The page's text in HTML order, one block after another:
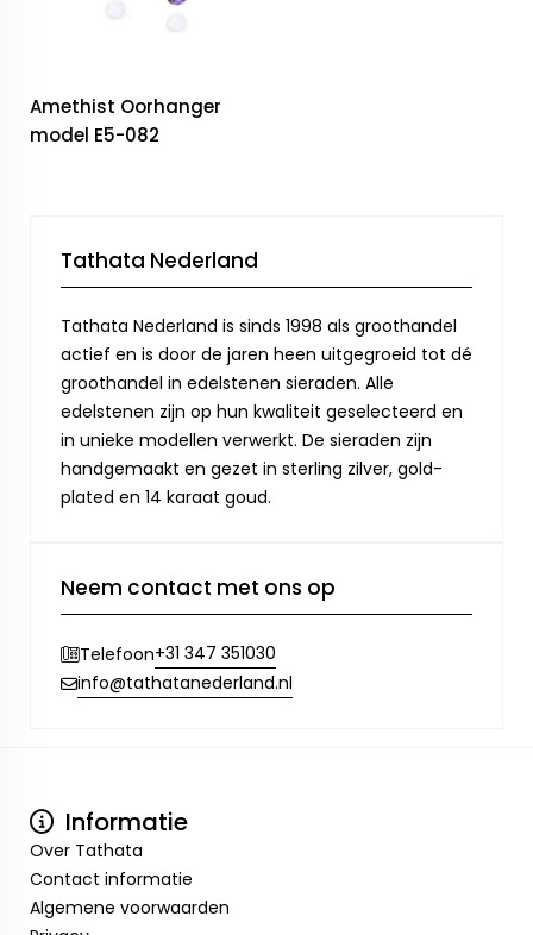
Amethist Oorhanger
model E5-082
Tathata Nederland
Tathata Nederland is sinds 1998 als groothandel
actief en is door de jaren heen uitgegroeid tot dé
groothandel in edelstenen sieraden. Alle
edelstenen zijn op hun kwaliteit geselecteerd en
in unieke modellen verwerkt. De sieraden zijn
handgemaakt en gezet in sterling zilver, gold-
plated en 14 karaat goud.
Neem contact met ons op
Telefoon+31 347 351030
info@tathatanederland.nl
Informatie
Over Tathata
Contact informatie
Algemene voorwaarden